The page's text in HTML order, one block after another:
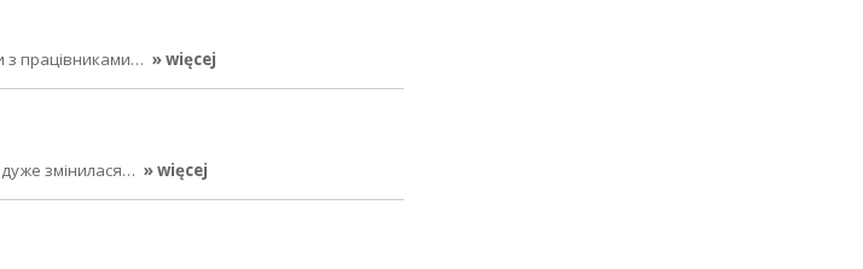
з працівниками… » więcej
змінилася… » więcej